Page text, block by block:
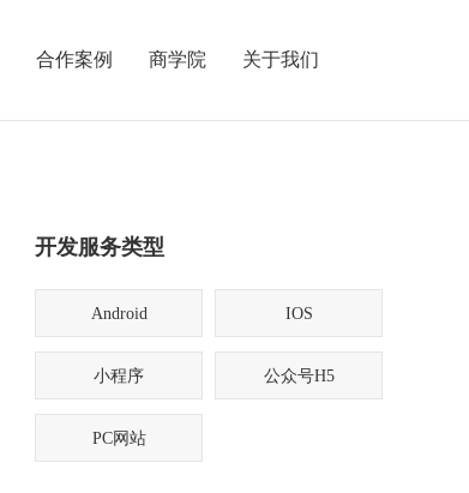
合作案例 商学院 关于我们
开发服务类型
Android IOS
小程序 公众号H5
PC网站